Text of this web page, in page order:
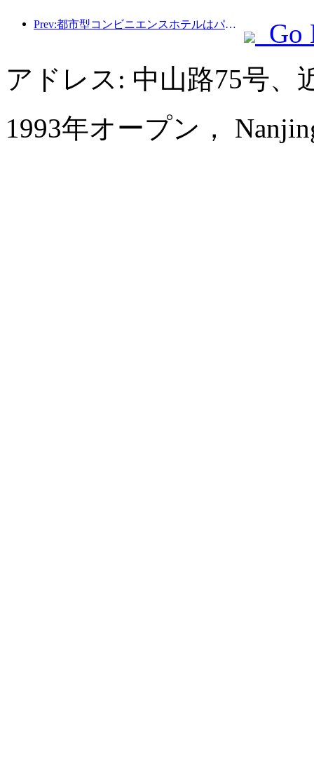
Prev:都市型コンビニエンスホテルはパフォーマンスベンチマークを作成し、業界の発展を促進します
Go
アドレス: 中山路75号、
1993年オープン，